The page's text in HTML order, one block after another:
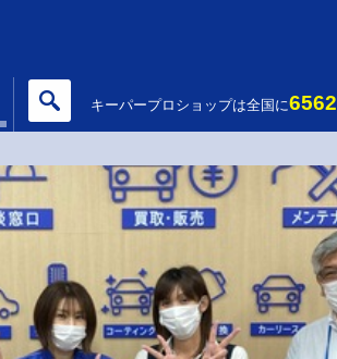
キーパープロショップは全国に6562